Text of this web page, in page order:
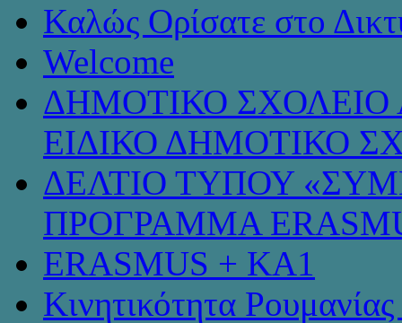
Καλώς Ορίσατε στο
Welcome
ΔΗΜΟΤΙΚΟ ΣΧΟΛΕΙΟ
ΕΙΔΙΚΟ ΔΗΜΟΤΙΚΟ
ΔΕΛΤΙΟ ΤΥΠΟΥ
ΠΡΟΓΡΑΜΜΑ
ERASMUS + KA1
Κινητικότητα